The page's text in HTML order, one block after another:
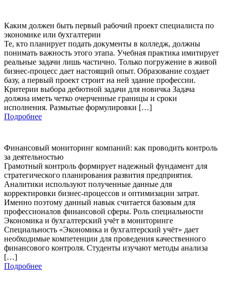
Каким должен быть первый рабочий проект специалиста по
экономике или бухгалтерии
Те, кто планирует подать документы в колледж, должны
понимать важность этого этапа. Учебная практика имитирует
реальные задачи лишь частично. Только погружение в живой
бизнес-процесс дает настоящий опыт. Образование создает
базу, а первый проект строит на ней здание профессии.
Критерии выбора дебютной задачи для новичка Задача
должна иметь четко очерченные границы и сроки
исполнения. Размытые формулировки […]
Подробнее
Финансовый мониторинг компаний: как проводить контроль
за деятельностью
Грамотный контроль формирует надежный фундамент для
стратегического планирования развития предприятия.
Аналитики используют полученные данные для
корректировки бизнес-процессов и оптимизации затрат.
Именно поэтому данный навык считается базовым для
профессионалов финансовой сферы. Роль специальности
Экономика и бухгалтерский учёт в мониторинге
Специальность «Экономика и бухгалтерский учёт» дает
необходимые компетенции для проведения качественного
финансового контроля. Студенты изучают методы анализа
[…]
Подробнее